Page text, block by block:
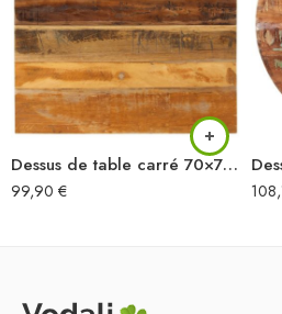
Dessus de table carré 70×70 cm 15-16 mm Bois de récupération
99,90 €